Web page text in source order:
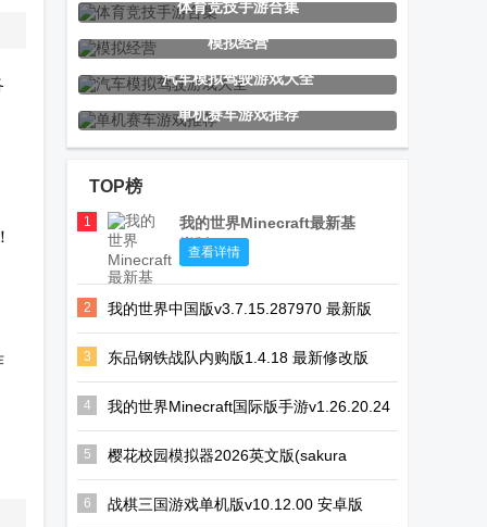
薮之渊中文版
616.sb音游
Dragons!)
最后的提取丧
尸生存游戏
酷咖游戏厅TV
版
化版
浴火银河2手
机版
1945(1945 air
force)无限钻
(HexWarriors)
体育竞技手游合集
模拟经营
汽车模拟驾驶游戏大全
单机赛车游戏推荐
TOP榜
1
我的世界Minecraft最新基
岩版
查看详情
2 我的世界中国版v3.7.15.287970 最新版
3 东品钢铁战队内购版1.4.18 最新修改版
4
我的世界Minecraft国际版手游v1.26.20.24
官方最新版
5
樱花校园模拟器2026英文版(sakura
schoolsimulator)v1.047.03 手机版
6 战棋三国游戏单机版v10.12.00 安卓版